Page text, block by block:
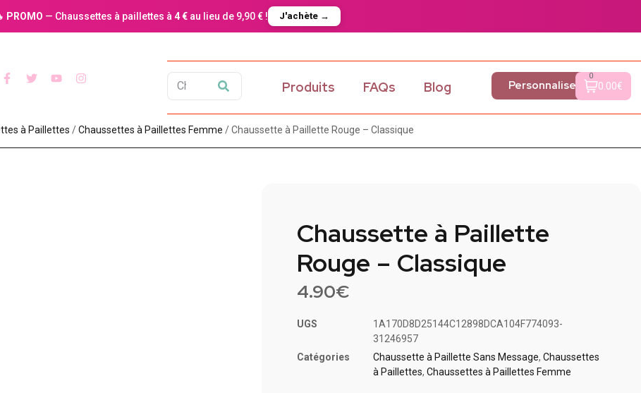
PROMO — Chaussettes à paillettes à 4 €au lieu de 9,90 € ! J'achète →
Produits FAQs Blog Personnaliser
0
0.00€
à Paillette​s /Chaussettes à Paillettes Femme / Chaussette à Paillette Rouge – Classique
Chaussette à Paillette
Rouge – Classique
4.90€
UGS
1A170D8D25144C12898DCA104F774093-
31246957
Catégories
Chaussette à Paillette Sans Message,Chaussettes
à Paillette​s,Chaussettes à Paillettes Femme